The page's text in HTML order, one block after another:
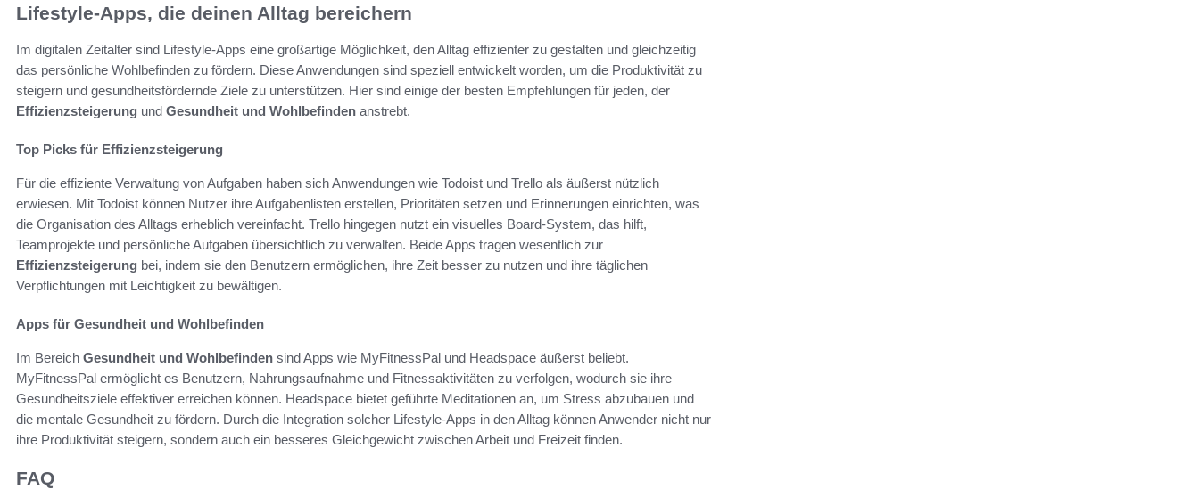
Lifestyle-Apps, die deinen Alltag bereichern
Im digitalen Zeitalter sind Lifestyle-Apps eine großartige Möglichkeit, den Alltag effizienter zu gestalten und gleichzeitig
das persönliche Wohlbefinden zu fördern. Diese Anwendungen sind speziell entwickelt worden, um die Produktivität zu
steigern und gesundheitsfördernde Ziele zu unterstützen. Hier sind einige der besten Empfehlungen für jeden, der
Effizienzsteigerung und Gesundheit und Wohlbefinden anstrebt.
Top Picks für Effizienzsteigerung
Für die effiziente Verwaltung von Aufgaben haben sich Anwendungen wie Todoist und Trello als äußerst nützlich
erwiesen. Mit Todoist können Nutzer ihre Aufgabenlisten erstellen, Prioritäten setzen und Erinnerungen einrichten, was
die Organisation des Alltags erheblich vereinfacht. Trello hingegen nutzt ein visuelles Board-System, das hilft,
Teamprojekte und persönliche Aufgaben übersichtlich zu verwalten. Beide Apps tragen wesentlich zur
Effizienzsteigerung bei, indem sie den Benutzern ermöglichen, ihre Zeit besser zu nutzen und ihre täglichen
Verpflichtungen mit Leichtigkeit zu bewältigen.
Apps für Gesundheit und Wohlbefinden
Im Bereich Gesundheit und Wohlbefinden sind Apps wie MyFitnessPal und Headspace äußerst beliebt.
MyFitnessPal ermöglicht es Benutzern, Nahrungsaufnahme und Fitnessaktivitäten zu verfolgen, wodurch sie ihre
Gesundheitsziele effektiver erreichen können. Headspace bietet geführte Meditationen an, um Stress abzubauen und
die mentale Gesundheit zu fördern. Durch die Integration solcher Lifestyle-Apps in den Alltag können Anwender nicht nur
ihre Produktivität steigern, sondern auch ein besseres Gleichgewicht zwischen Arbeit und Freizeit finden.
FAQ